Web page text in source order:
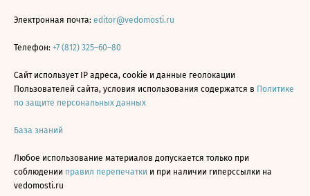
Электронная почта: editor@vedomosti.ru
Телефон: +7 (812) 325–60–80
Сайт использует IP адреса, cookie и данные геолокации
Пользователей сайта, условия использования содержатся в Политике
по защите персональных данных
База знаний
Любое использование материалов допускается только при
соблюдении правил перепечатки и при наличии гиперссылки на
vedomosti.ru